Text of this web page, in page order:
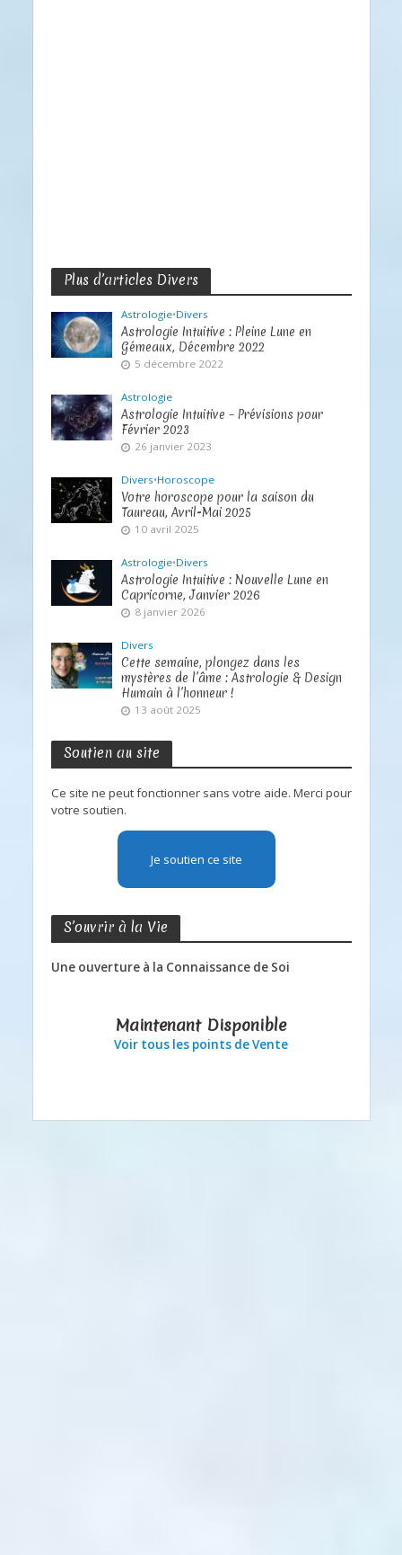
Plus d’articles Divers
Astrologie•Divers
Astrologie Intuitive : Pleine Lune en
Gémeaux, Décembre 2022
5 décembre 2022
Astrologie
Astrologie Intuitive – Prévisions pour
Février 2023
26 janvier 2023
Divers•Horoscope
Votre horoscope pour la saison du
Taureau, Avril-Mai 2025
10 avril 2025
Astrologie•Divers
Astrologie Intuitive : Nouvelle Lune en
Capricorne, Janvier 2026
8 janvier 2026
Divers
Cette semaine, plongez dans les
mystères de l’âme : Astrologie & Design
Humain à l’honneur !
13 août 2025
Soutien au site
Ce site ne peut fonctionner sans votre aide. Merci pour
votre soutien.
Je soutien ce site
S’ouvrir à la Vie
Une ouverture à la Connaissance de Soi
Maintenant Disponible
Voir tous les points de Vente